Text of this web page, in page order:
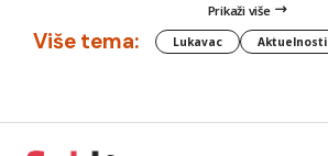
Prikaži više
Više tema: Lukavac Aktuelnosti